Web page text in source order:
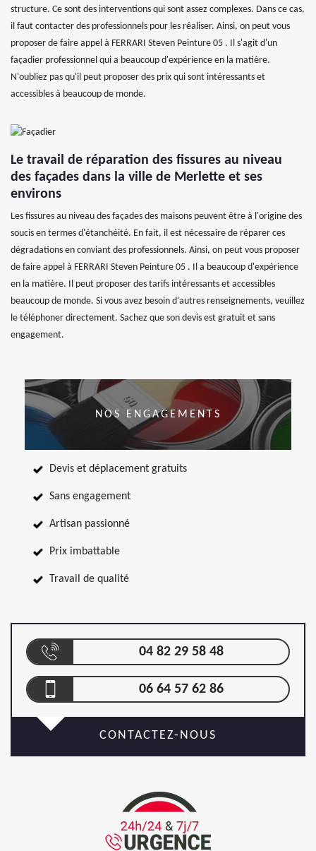
structure. Ce sont des interventions qui sont assez complexes. Dans ce cas,
il faut contacter des professionnels pour les réaliser. Ainsi, on peut vous
proposer de faire appel à FERRARI Steven Peinture 05 . Il s'agit d'un
façadier professionnel qui a beaucoup d'expérience en la matière.
N'oubliez pas qu'il peut proposer des prix qui sont intéressants et
accessibles à beaucoup de monde.
Le travail de réparation des fissures au niveau
des façades dans la ville de Merlette et ses
environs
Les fissures au niveau des façades des maisons peuvent être à l'origine des
soucis en termes d'étanchéité. En fait, il est nécessaire de réparer ces
dégradations en conviant des professionnels. Ainsi, on peut vous proposer
de faire appel à FERRARI Steven Peinture 05 . Il a beaucoup d'expérience
en la matière. Il peut proposer des tarifs intéressants et accessibles
beaucoup de monde. Si vous avez besoin d'autres renseignements, veuillez
le téléphoner directement. Sachez que son devis est gratuit et sans
engagement.
NOS ENGAGEMENTS
Devis et déplacement gratuits
Sans engagement
Artisan passionné
Prix imbattable
Travail de qualité
04 82 29 58 48
06 64 57 62 86
CONTACTEZ-NOUS